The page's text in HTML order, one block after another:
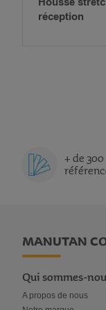
réception
+ de
MANUTAN
Qui sommes-
A propos de nous